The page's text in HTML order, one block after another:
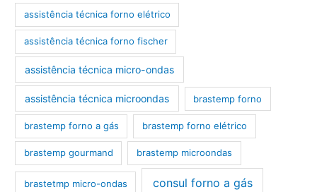
assistência técnica forno elétrico
assistência técnica forno fischer
assistência técnica micro-ondas
assistência técnica microondas brastemp forno
brastemp forno a gás brastemp forno elétrico
brastemp gourmand brastemp microondas
brastetmp micro-ondas consul forno a gás